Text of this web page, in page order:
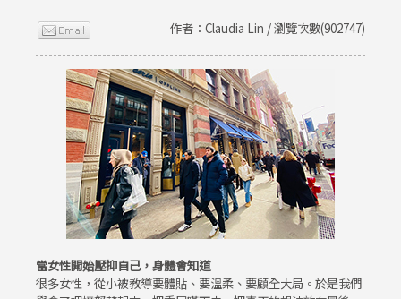
作者：Claudia Lin / 瀏覽次數(902747)
當女性開始壓抑自己，身體會知道
很多女性，從小被教導要體貼、要溫柔、要顧全大局。於是我們